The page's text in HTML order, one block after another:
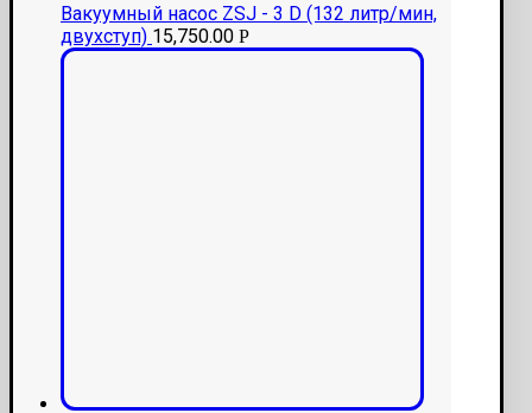
Вакуумный насос ZSJ - 3 D (132 литр/мин,
двухступ) 15,750.00 Р